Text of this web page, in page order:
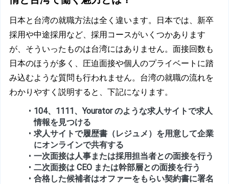
日本と台湾の就職方法は全く違います。日本では、新卒
採用や中途採用など、採用コースがいくつかあります
が、そういったものは台湾にはありません。面接回数も
日本のほうが多く、圧迫面接や個人のプライベートに踏
み込むような質問も行われません。台湾の就職の流れを
わかりやすく説明すると、下記になります。
104、1111、Yourator のような求人サイトで求人
情報を見つける
求人サイトで履歴書（レジュメ）を用意して企業
にオンラインで共有する
一次面接は人事または採用担当者との面接を行う
二次面接は CEO または幹部層との面接を行う
合格した候補者はオファーをもらい契約書に署名